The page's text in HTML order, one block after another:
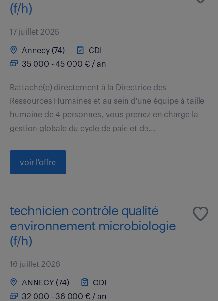
(f/h)
17 juillet 2026
Annecy (74)
CDI
35 000 - 45 000 € / an
Rattaché(e) directement à la Directrice des
Ressources Humaines et au sein d'une équipe à taille
humaine de 4 personnes, vous prenez en charge la
gestion globale du cycle de paie et de...
voir l'offre
technicien contrôle qualité
environnement microbiologie
(f/h)
16 juillet 2026
ANNECY (74)
CDI
32 000 - 36 000 € / an